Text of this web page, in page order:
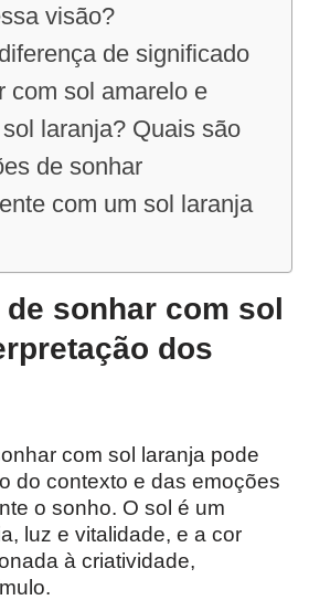
visão?
de significado
com sol amarelo e
laranja? Quais são
de sonhar
com um sol laranja
sonhar com sol
dos
com sol laranja pode
do contexto e das emoções
o sonho. O sol é um
luz e vitalidade, e a cor
à criatividade,